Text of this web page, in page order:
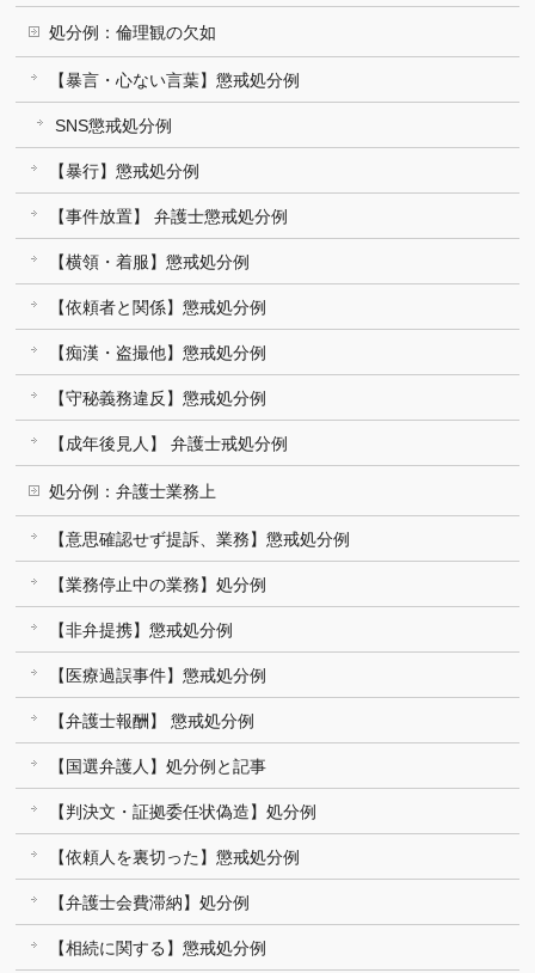
処分例：倫理観の欠如
【暴言・心ない言葉】懲戒処分例
SNS懲戒処分例
【暴行】懲戒処分例
【事件放置】 弁護士懲戒処分例
【横領・着服】懲戒処分例
【依頼者と関係】懲戒処分例
【痴漢・盗撮他】懲戒処分例
【守秘義務違反】懲戒処分例
【成年後見人】 弁護士戒処分例
処分例：弁護士業務上
【意思確認せず提訴、業務】懲戒処分例
【業務停止中の業務】処分例
【非弁提携】懲戒処分例
【医療過誤事件】懲戒処分例
【弁護士報酬】 懲戒処分例
【国選弁護人】処分例と記事
【判決文・証拠委任状偽造】処分例
【依頼人を裏切った】懲戒処分例
【弁護士会費滞納】処分例
【相続に関する】懲戒処分例